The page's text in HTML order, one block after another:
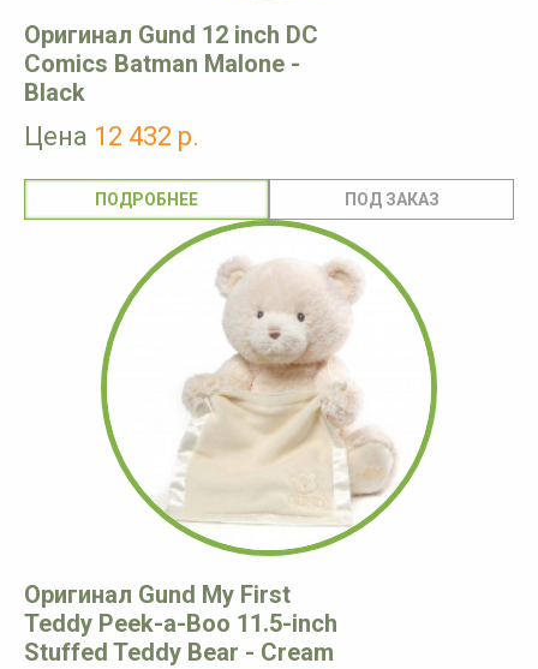
Оригинал Gund 12 inch DC
Comics Batman Malone -
Black
Цена 12 432 р.
ПОДРОБНЕЕ
Оригинал Gund My First
Teddy Peek-a-Boo 11.5-inch
Stuffed Teddy Bear - Cream